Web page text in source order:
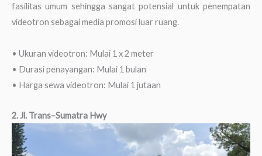
fasilitas umum sehingga sangat potensial untuk penempatan
videotron sebagai media promosi luar ruang.
• Ukuran videotron: Mulai 1 x 2 meter
• Durasi penayangan: Mulai 1 bulan
• Harga sewa videotron: Mulai 1 jutaan
2. Jl. Trans–Sumatra Hwy